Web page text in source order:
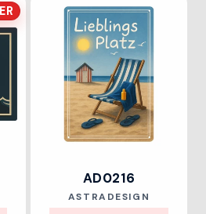
AD0216
Anbieter:
ASTRADESIGN